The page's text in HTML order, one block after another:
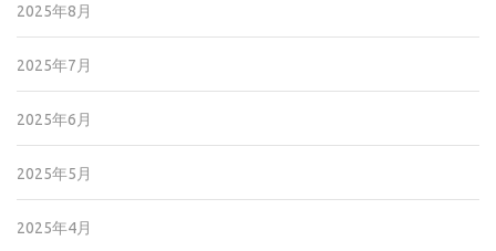
2025年8月
2025年7月
2025年6月
2025年5月
2025年4月